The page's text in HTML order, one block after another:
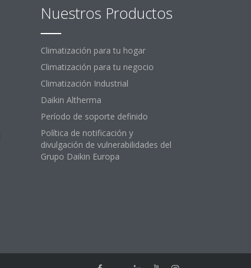
Nuestros Productos
Climatización para tu hogar
Climatización para tu negocio
Climatización Industrial
Daikin Altherma
Período de soporte definido
Política de notificación y
divulgación de vulnerabilidades del
Grupo Daikin Europa